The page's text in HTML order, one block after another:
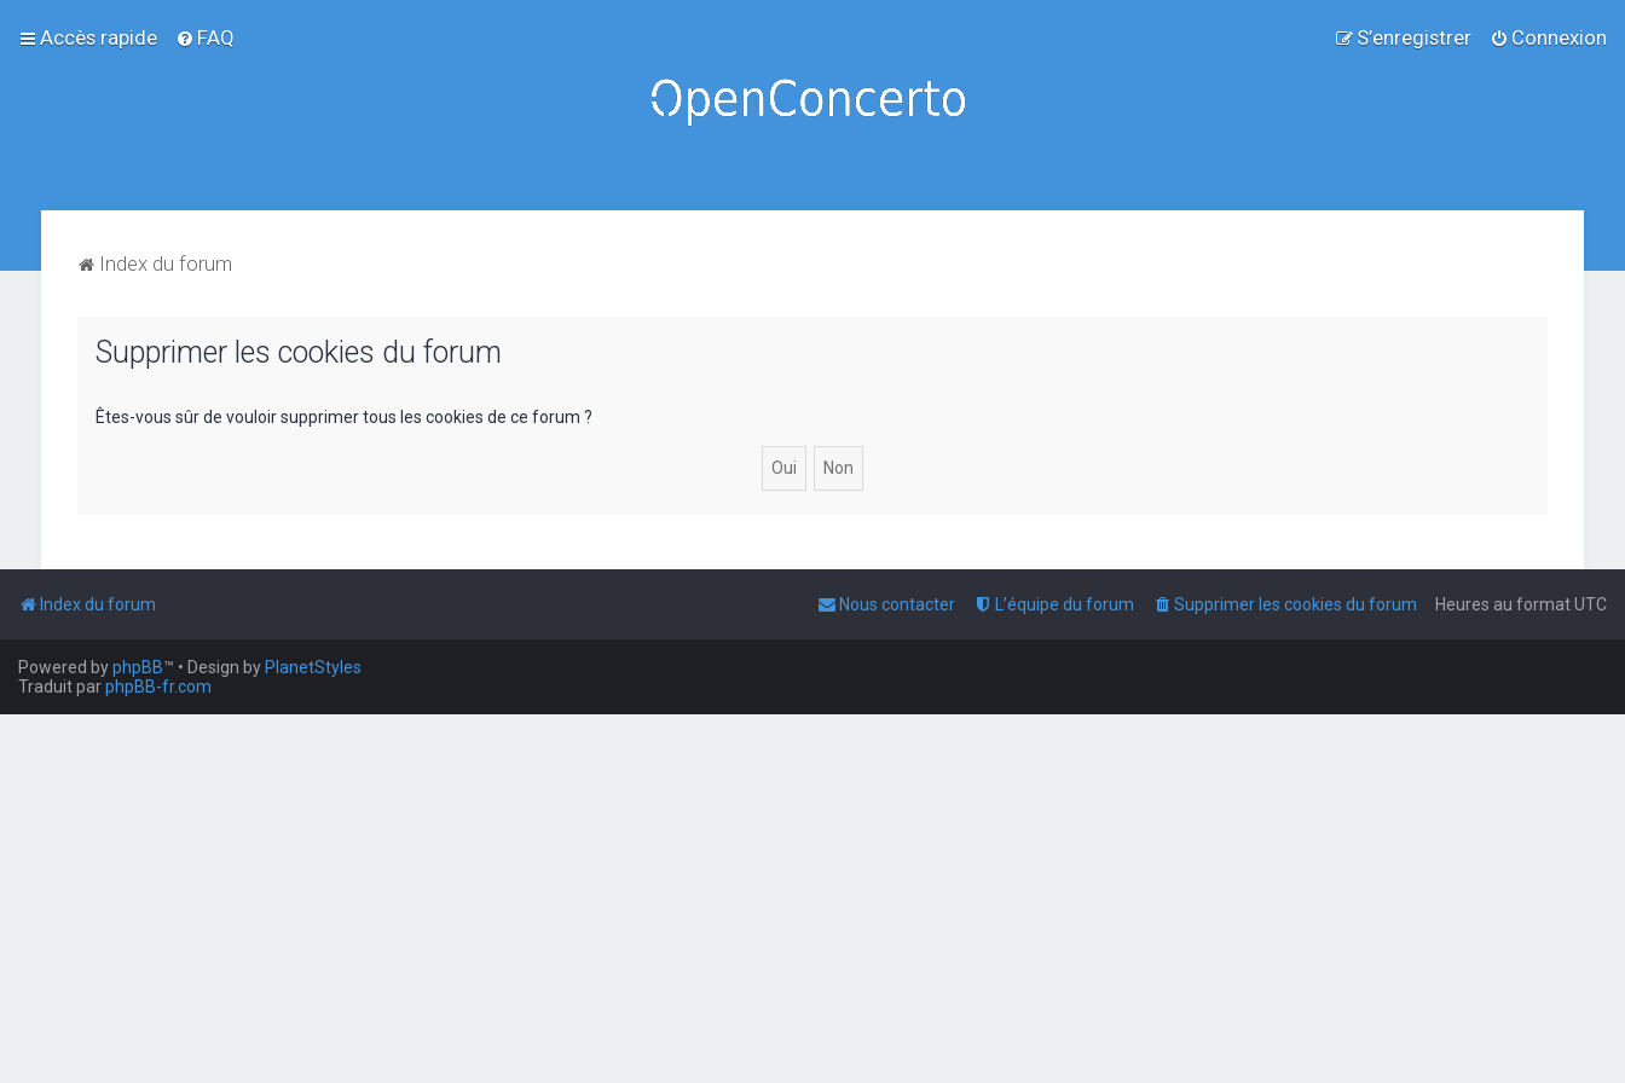
Accès rapide FAQ Connexion
S’enregistrer
Index du forum
Supprimer les cookies du forum
Êtes-vous sûr de vouloir supprimer tous les cookies de ce forum ?
Index du forum Heures au formatUTC
Supprimer les cookies du forum
L’équipe du forum
Nous contacter
Powered byphpBB™ • Design by PlanetStyles
Traduit parphpBB-fr.com